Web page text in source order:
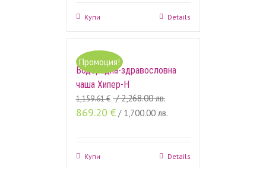
Купи Details
Промоция!
Водородна-здравословна
чаша Хипер-H
1,159.61€ / 2,268.00 лв.
869.20 € / 1,700.00 лв.
Купи Details